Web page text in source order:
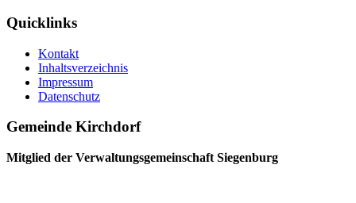
Quicklinks
Kontakt
Inhaltsverzeichnis
Impressum
Datenschutz
Gemeinde Kirchdorf
Mitglied der Verwaltungsgemeinschaft Siegenburg